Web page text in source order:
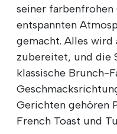
seiner
entspannten
gemacht. Alles
zubereitet, und die
klassische Brunch-
Gerichten gehören
French Toast und